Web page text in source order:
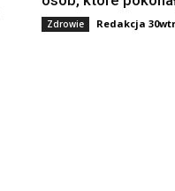
Zdrowie Redakcja